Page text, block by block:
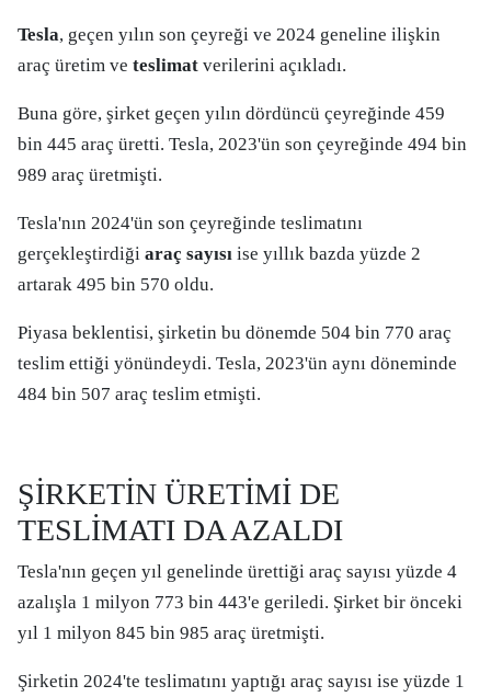
Tesla, geçen yılın son çeyreği ve 2024 geneline ilişkin
araç üretim ve teslimat verilerini açıkladı.
Buna göre, şirket geçen yılın dördüncü çeyreğinde 459
bin 445 araç üretti. Tesla, 2023'ün son çeyreğinde 494 bin
989 araç üretmişti.
Tesla'nın 2024'ün son çeyreğinde teslimatını
gerçekleştirdiği araç sayısı ise yıllık bazda yüzde 2
artarak 495 bin 570 oldu.
Piyasa beklentisi, şirketin bu dönemde 504 bin 770 araç
teslim ettiği yönündeydi. Tesla, 2023'ün aynı döneminde
484 bin 507 araç teslim etmişti.
ŞİRKETİN ÜRETİMİ DE
TESLİMATI DA AZALDI
Tesla'nın geçen yıl genelinde ürettiği araç sayısı yüzde 4
azalışla 1 milyon 773 bin 443'e geriledi. Şirket bir önceki
yıl 1 milyon 845 bin 985 araç üretmişti.
Şirketin 2024'te teslimatını yaptığı araç sayısı ise yüzde 1